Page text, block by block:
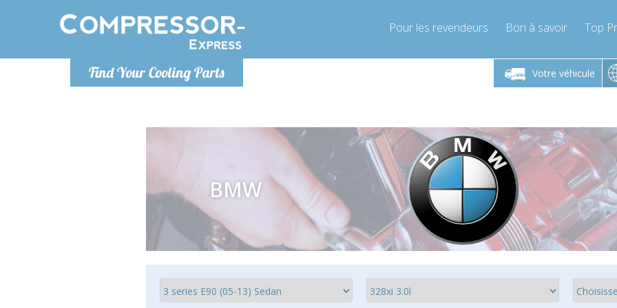
Find Your Cooling Parts
Pour les revendeurs Bon à savoir Top
Votre véhicule
Lundi-Vendredi 9h-17h Lundi-Vendredi 9h-17h
info@compressor-express.fr
Lundi-
BMW